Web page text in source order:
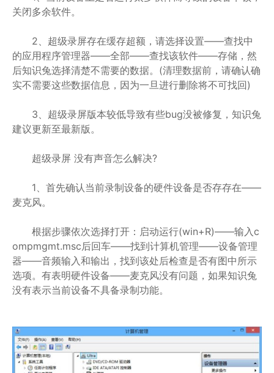
关闭多余软件。
2、超级录屏存在缓存超额，请选择设置——查找中
的应用程序管理器——全部——查找该软件——存储，然
后知识兔选择清楚不需要的数据。(清理数据前，请确认确
实不需要这些数据信息，因为一旦进行删除将不可找回)
3、超级录屏版本较低导致有些bug没被修复，知识兔
建议更新至最新版。
超级录屏 没有声音怎么解决?
1、首先确认当前录制设备的硬件设备是否存存在——
麦克风。
根据步骤依次选择打开：启动运行(win+R)——输入c
ompmgmt.msc后回车——找到计算机管理——设备管理
器——音频输入和输出，找到该处后检查是否有图中所示
选项。有表明硬件设备——麦克风没有问题，如果知识兔
没有表示当前设备不具备录制功能。